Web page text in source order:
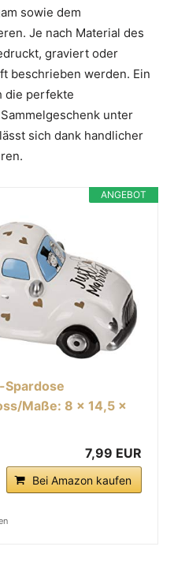
sowie dem
Je nach Material des
graviert oder
beschrieben werden. Ein
die perfekte
unter
sich dank handlicher
ANGEBOT
Spardose
Maße: 8 x 14,5 x
7,99 EUR
Bei Amazon kaufen